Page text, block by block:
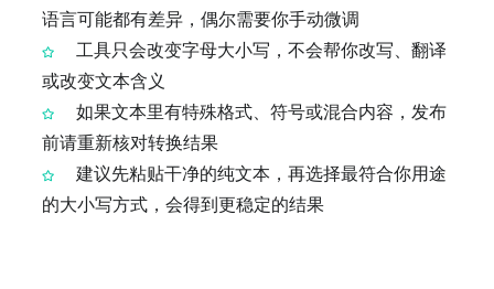
语言可能都有差异，偶尔需要你手动微调
工具只会改变字母大小写，不会帮你改写、翻译
或改变文本含义
如果文本里有特殊格式、符号或混合内容，发布
前请重新核对转换结果
建议先粘贴干净的纯文本，再选择最符合你用途
的大小写方式，会得到更稳定的结果